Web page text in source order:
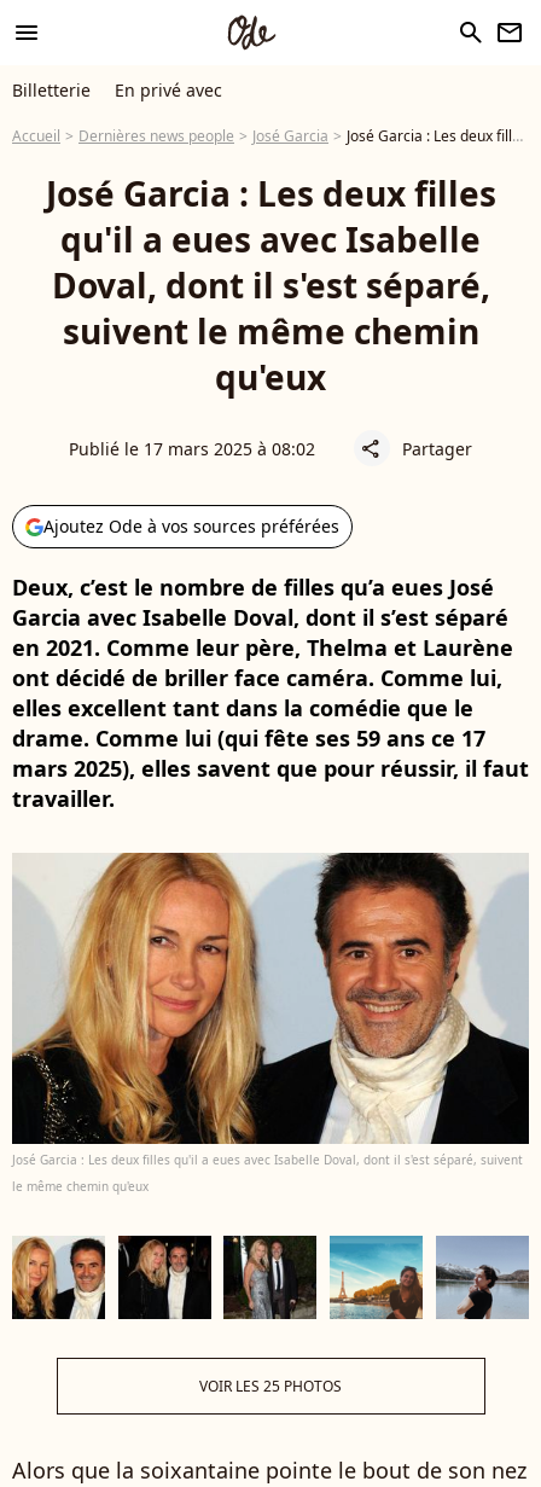
menu search newsletter
Billetterie En privé avec
Accueil Dernières news people José Garcia José Garcia : Les deux filles qu'il a eues avec Isabelle Doval, dont il s'est séparé, suivent le même chemin qu'eux
José Garcia : Les deux filles
qu'il a eues avec Isabelle
Doval, dont il s'est séparé,
suivent le même chemin
qu'eux
Publié le 17 mars 2025 à 08:02 share Partager
Ajoutez Ode à vos sources préférées
Deux, c’est le nombre de filles qu’a eues José
Garcia avec Isabelle Doval, dont il s’est séparé
en 2021. Comme leur père, Thelma et Laurène
ont décidé de briller face caméra. Comme lui,
elles excellent tant dans la comédie que le
drame. Comme lui (qui fête ses 59 ans ce 17
mars 2025), elles savent que pour réussir, il faut
travailler.
José Garcia : Les deux filles qu'il a eues avec Isabelle Doval, dont il s'est séparé, suivent
le même chemin qu'eux
VOIR LES 25 PHOTOS
Alors que la soixantaine pointe le bout de son nez